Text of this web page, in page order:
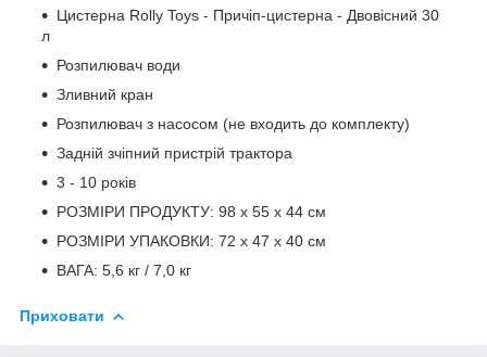
Цистерна Rolly Toys - Причіп-цистерна - Двовісний 30
л
Розпилювач води
Зливний кран
Розпилювач з насосом (не входить до комплекту)
Задній зчіпний пристрій трактора
3 - 10 років
РОЗМІРИ ПРОДУКТУ: 98 x 55 x 44 см
РОЗМІРИ УПАКОВКИ: 72 x 47 x 40 см
ВАГА: 5,6 кг / 7,0 кг
Приховати